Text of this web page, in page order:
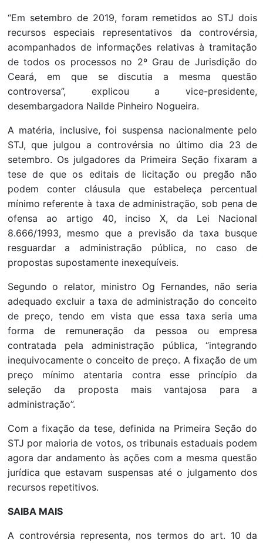
“Em setembro de 2019, foram remetidos ao STJ dois
recursos especiais representativos da controvérsia,
acompanhados de informações relativas à tramitação
de todos os processos no 2º Grau de Jurisdição do
Ceará, em que se discutia a mesma questão
controversa”, explicou a vice-presidente,
desembargadora Nailde Pinheiro Nogueira.
A matéria, inclusive, foi suspensa nacionalmente pelo
STJ, que julgou a controvérsia no último dia 23 de
setembro. Os julgadores da Primeira Seção fixaram a
tese de que os editais de licitação ou pregão não
podem conter cláusula que estabeleça percentual
mínimo referente à taxa de administração, sob pena de
ofensa ao artigo 40, inciso X, da Lei Nacional
8.666/1993, mesmo que a previsão da taxa busque
resguardar a administração pública, no caso de
propostas supostamente inexequíveis.
Segundo o relator, ministro Og Fernandes, não seria
adequado excluir a taxa de administração do conceito
de preço, tendo em vista que essa taxa seria uma
forma de remuneração da pessoa ou empresa
contratada pela administração pública, “integrando
inequivocamente o conceito de preço. A fixação de um
preço mínimo atentaria contra esse princípio da
seleção da proposta mais vantajosa para a
administração”.
Com a fixação da tese, definida na Primeira Seção do
STJ por maioria de votos, os tribunais estaduais podem
agora dar andamento às ações com a mesma questão
jurídica que estavam suspensas até o julgamento dos
recursos repetitivos.
SAIBA MAIS
A controvérsia representa, nos termos do art. 10 da